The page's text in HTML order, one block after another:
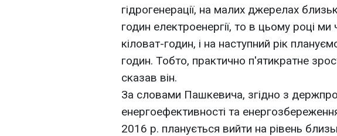
гідрогенерації, на малих джерелах
годин електроенергії, то в цьому році
кіловат-годин, і на наступний рік
годин. Тобто, практично п'ятикратне
сказав він.
За словами Пашкевича, згідно з
енергоефективності та
2016 р. планується вийти на рівень